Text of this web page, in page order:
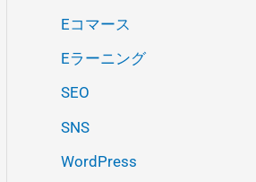
Eコマース
Eラーニング
SEO
SNS
WordPress